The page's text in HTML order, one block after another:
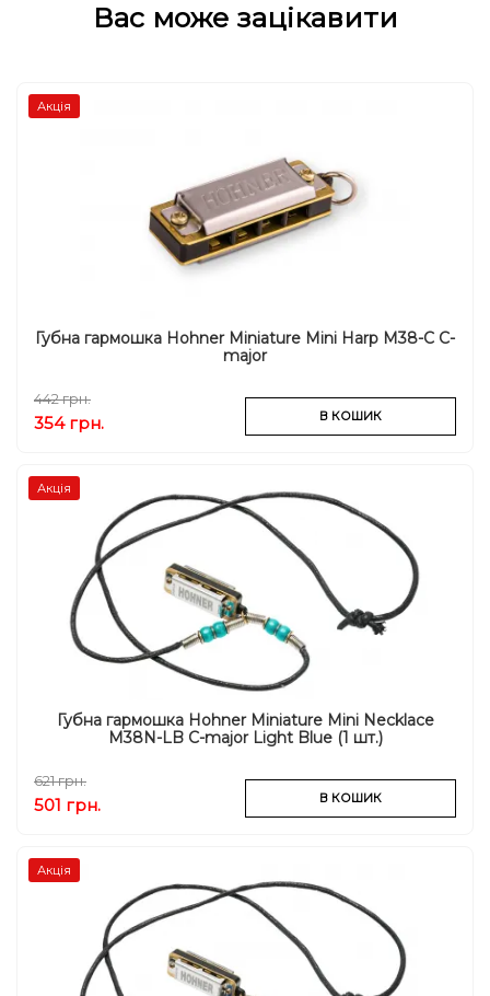
Вас може зацікавити
Акція
Губна гармошка Hohner Miniature Mini Harp M38-C C-
major
442 грн.
354 грн. В КОШИК
Акція
Губна гармошка Hohner Miniature Mini Necklace
M38N-LB C-major Light Blue (1 шт.)
621 грн.
501 грн. В КОШИК
Акція